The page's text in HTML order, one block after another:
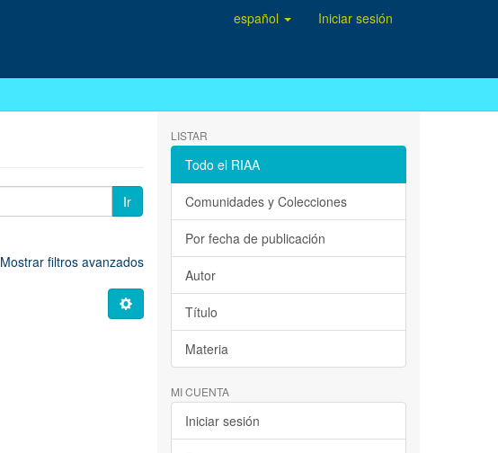
español Iniciar sesión
Ir
Mostrar filtros avanzados
LISTAR
Todo el RIAA
Comunidades y Colecciones
Por fecha de publicación
Autor
Título
Materia
MI CUENTA
Iniciar sesión